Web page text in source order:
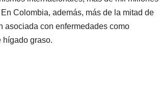
Colombia, además, más de la mitad de
asociada con enfermedades como
hígado graso.